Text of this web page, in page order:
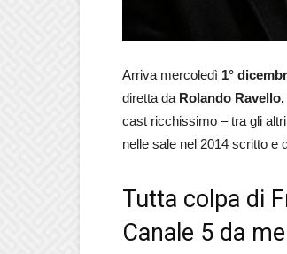
Arriva mercoledì 1°
diretta da Rolando Ravello.
cast ricchissimo – tra gli
nelle sale nel 2014 scritto e
Tutta colpa di
Canale 5 da